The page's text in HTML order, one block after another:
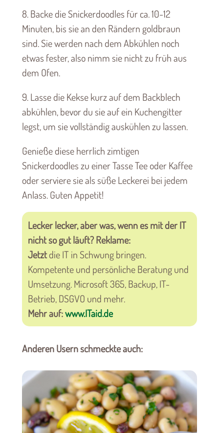
8. Backe die Snickerdoodles für ca. 10-12
Minuten, bis sie an den Rändern goldbraun
sind. Sie werden nach dem Abkühlen noch
etwas fester, also nimm sie nicht zu früh aus
dem Ofen.
9. Lasse die Kekse kurz auf dem Backblech
abkühlen, bevor du sie auf ein Kuchengitter
legst, um sie vollständig auskühlen zu lassen.
Genieße diese herrlich zimtigen
Snickerdoodles zu einer Tasse Tee oder Kaffee
oder serviere sie als süße Leckerei bei jedem
Anlass. Guten Appetit!
Lecker lecker, aber was, wenn es mit der IT
nicht so gut läuft? Reklame:
Jetztdie IT in Schwung bringen.
Kompetente und persönliche Beratung und
Umsetzung. Microsoft 365, Backup, IT-
Betrieb, DSGVO und mehr.
Mehr auf:www.ITaid.de
Anderen Usern schmeckte auch: